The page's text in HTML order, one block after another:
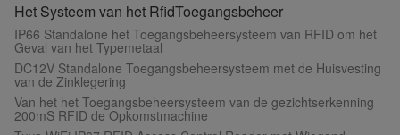
Het Systeem van het RfidToegangsbeheer
IP66 Standalone het Toegangsbeheersysteem van RFID om het
Geval van het Typemetaal
DC12V Standalone Toegangsbeheersysteem met de Huisvesting
van de Zinklegering
Van het het Toegangsbeheersysteem van de gezichtserkenning
200mS RFID de Opkomstmachine